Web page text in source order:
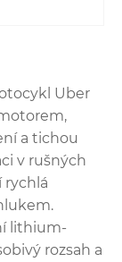
Uber
a tichou
v rušných
rychlá
lithium-
rozsah a